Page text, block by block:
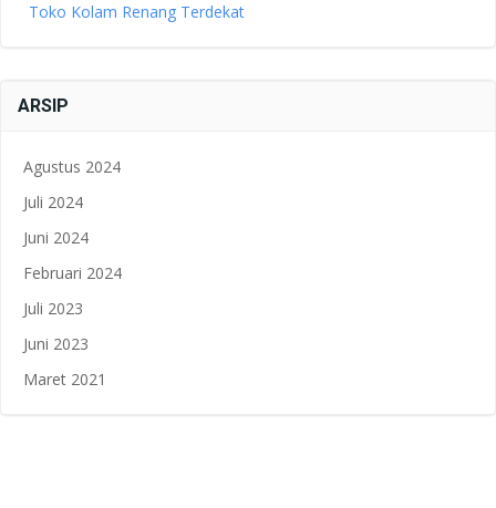
Toko Kolam Renang Terdekat
ARSIP
Agustus 2024
Juli 2024
Juni 2024
Februari 2024
Juli 2023
Juni 2023
Maret 2021